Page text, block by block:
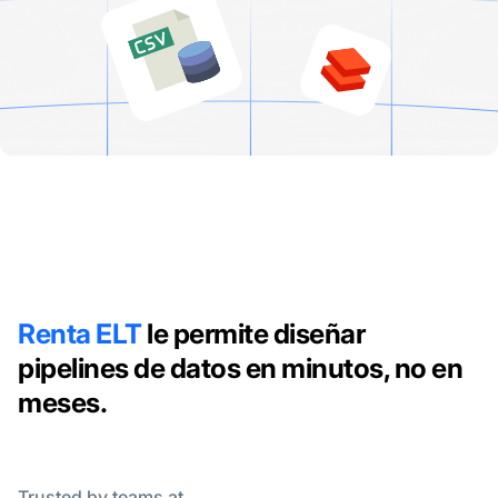
Renta ELTle permite diseñar
pipelines de datos en minutos, no en
meses.